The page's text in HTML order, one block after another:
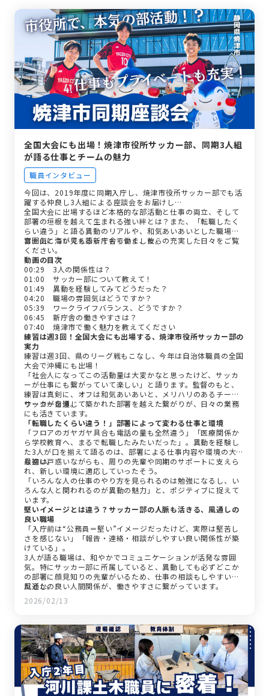
全国大会にも出場！焼津市役所サッカー部、同期3人組
が語る仕事とチームの魅力
職員インタビュー
今回は、2019年度に同期入庁し、焼津市役所サッカー部でも活
躍する仲良し3人組による座談会をお届けし…
全国大会に出場するほど本格的な部活動と仕事の両立、そして
部署の垣根を越えて生まれる強い絆とは？また、「転職したく
らい違う」と語る異動のリアルや、和気あいあいとした職場の
雰囲気についても語ってもらいました。
富士山と海が見える新庁舎で働く、彼らの充実した日々をご覧
ください。
動画の目次
00:29 3人の関係性は？
01:00 サッカー部について教えて！
01:49 異動を経験してみてどうだった？
04:20 職場の雰囲気はどうですか？
05:39 ワークライフバランス、どうですか？
06:45 新庁舎の働きやすさは？
07:40 焼津市で働く魅力を教えてください
練習は週3回！全国大会にも出場する、焼津市役所サッカー部の
実力
練習は週3回、県のリーグ戦もこなし、今年は自治体職員の全国
大会で沖縄にも出場！
「社会人になってこの活動量は大変かなと思ったけど、サッカ
ーが仕事にも繋がっていて楽しい」と語ります。監督のもと、
練習は真剣に、オフは和気あいあいと、メリハリのあるチーム
ワークが自慢。
サッカーを通じて築かれた部署を越えた繋がりが、日々の業務
にも活きています。
「転職したくらい違う！」部署によって変わる仕事と環境
「フロアのガヤガヤ具合も電話の量も全然違う」「医療関係か
ら学校教育へ、まるで転職したみたいだった」。異動を経験し
た3人が口を揃えて語るのは、部署による仕事内容や環境の大き
な違い。
最初は戸惑いながらも、周りの先輩や同期のサポートに支えら
れ、新しい環境に適応していったそう。
「いろんな人の仕事のやり方を見られるのは勉強になるし、い
ろんな人と関われるのが異動の魅力」と、ポジティブに捉えて
います。
堅いイメージとは違う？サッカー部の人脈も活きる、風通しの
良い職場
「入庁前は“公務員＝堅い”イメージだったけど、実際は堅苦し
さを感じない」「報告・連絡・相談がしやすい良い関係性が築
けている」。
3人が語る職場は、和やかでコミュニケーションが活発な雰囲
気。特にサッカー部に所属していると、異動しても必ずどこか
の部署に顔見知りの先輩がいるため、仕事の相談もしやすいの
だとか。
風通しの良い人間関係が、働きやすさに繋がっています。
2026/02/13